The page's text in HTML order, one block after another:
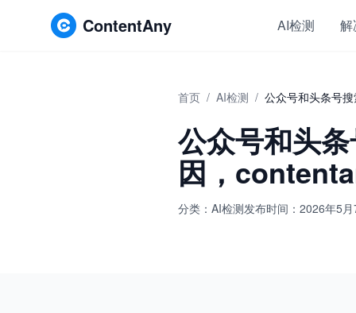
ContentAny AI检测 解
首页 / AI检测 / 公众号和头条号
公众号和头
因，
分类：AI检测发布时间：2026年5月